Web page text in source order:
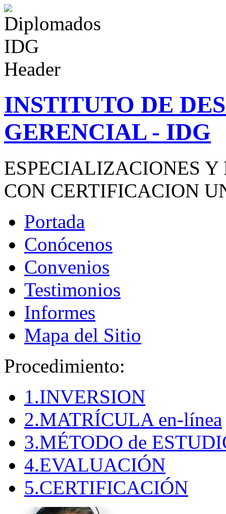
INSTITUTO DE
GERENCIAL - IDG
ESPECIALIZACIONES
CON CERTIFICACION
Portada
Conócenos
Convenios
Testimonios
Informes
Mapa del Sitio
Procedimiento:
1.INVERSION
2.MATRÍCULA en-línea
3.MÉTODO de
4.EVALUACIÓN
5.CERTIFICACIÓN